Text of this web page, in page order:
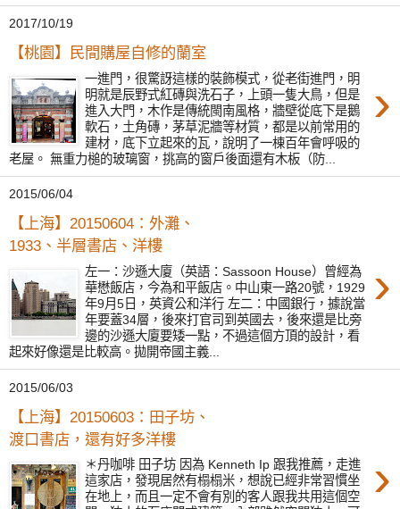
2017/10/19
【桃園】民間購屋自修的蘭室
›
一進門，很驚訝這樣的裝飾模式，從老街進門，明
明就是辰野式紅磚與洗石子，上頭一隻大鳥，但是
進入大門，木作是傳統閩南風格，牆壁從底下是鵝
軟石，土角磚，茅草泥牆等材質，都是以前常用的
建材，底下立起來的瓦，說明了一棟百年會呼吸的
老屋。 無重力槌的玻璃窗，挑高的窗戶後面還有木板（防...
2015/06/04
【上海】20150604：外灘、
1933、半層書店、洋樓
›
左一：沙遜大廈（英語：Sassoon House）曾經為
華懋飯店，今為和平飯店。中山東一路20號，1929
年9月5日，英資公和洋行 左二：中國銀行，據說當
年要蓋34層，後來打官司到英國去，後來還是比旁
邊的沙遜大廈要矮一點，不過這個方頂的設計，看
起來好像還是比較高。拋開帝國主義...
2015/06/03
【上海】20150603：田子坊、
渡口書店，還有好多洋樓
›
＊丹咖啡 田子坊 因為 Kenneth Ip 跟我推薦，走進
這家店，發現居然有榻榻米，想說已經非常習慣坐
在地上，而且一定不會有別的客人跟我共用這個空